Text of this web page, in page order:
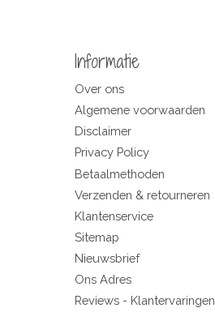
Informatie
Over ons
Algemene voorwaarden
Disclaimer
Privacy Policy
Betaalmethoden
Verzenden & retourneren
Klantenservice
Sitemap
Nieuwsbrief
Ons Adres
Reviews - Klantervaringen